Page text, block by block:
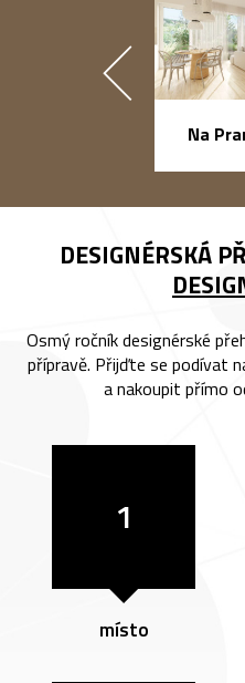
Na
DESIGNÉRSKÁ
Osmý ročník designérské
přípravě. Přijďte se podívat
a nakoupit přímo
1
místo